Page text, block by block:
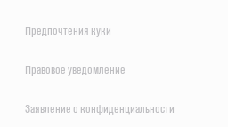
Предпочтения куки
Правовое уведомление
Заявление о конфиденциальности